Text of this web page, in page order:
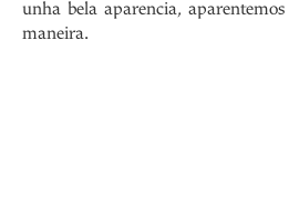
unha bela aparencia,
maneira.